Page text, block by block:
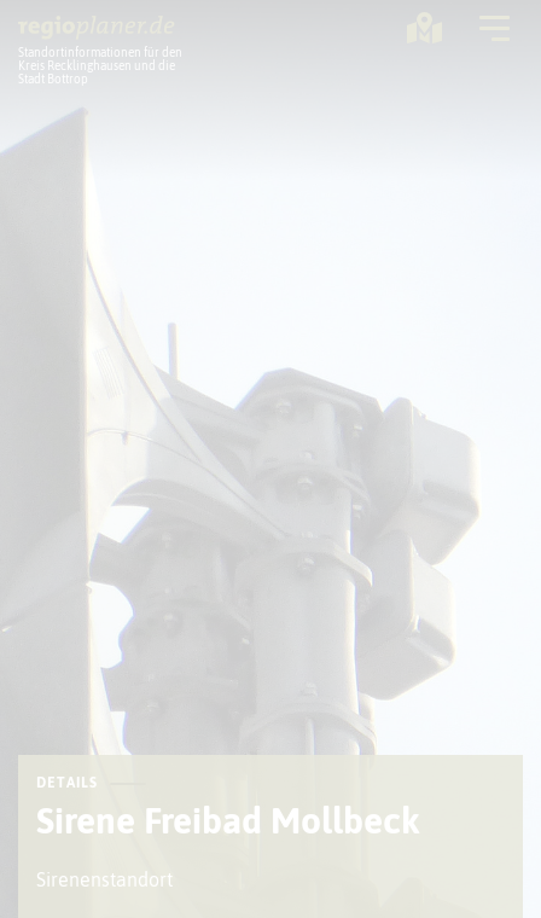
Standortinformationen für den
Kreis Recklinghausen und die
Stadt Bottrop
DETAILS
Sirene Freibad Mollbeck
Sirenenstandort